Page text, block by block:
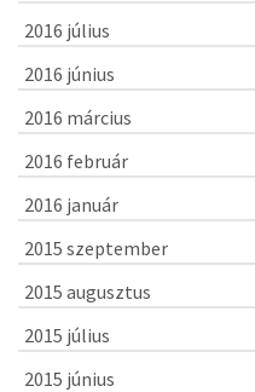
2016 július
2016 június
2016 március
2016 február
2016 január
2015 szeptember
2015 augusztus
2015 július
2015 június